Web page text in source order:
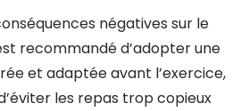
négatives sur le
recommandé d’adopter une
et adaptée avant l’exercice,
les repas trop copieux